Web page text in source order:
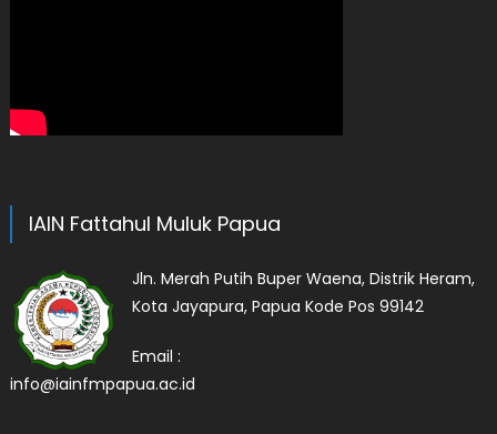
IAIN Fattahul Muluk Papua
Jln. Merah Putih Buper Waena, Distrik Heram,
Kota Jayapura, Papua Kode Pos 99142
Email :
info@iainfmpapua.ac.id